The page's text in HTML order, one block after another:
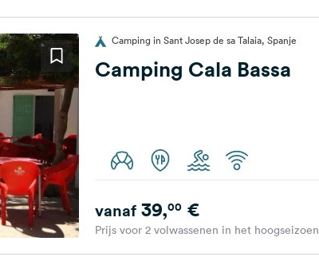
Camping in Sant Josep de sa Talaia, Spanje
Camping Cala Bassa
vanaf39,00€
Prijs voor 2 volwassenen in het hoogseizoen